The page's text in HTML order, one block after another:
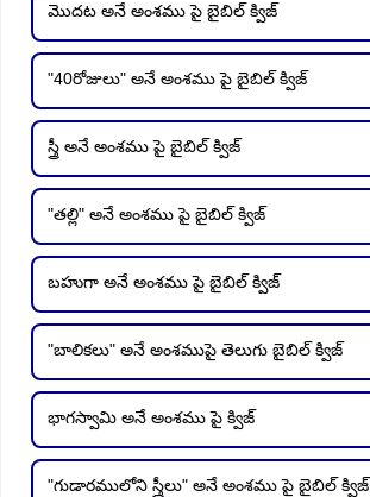
మొదట అనే అంశము పై బైబిల్ క్విజ్
"40రోజులు" అనే అంశము పై బైబిల్ క్విజ్
స్త్రీ అనే అంశము పై బైబిల్ క్విజ్
"తల్లి" అనే అంశము పై బైబిల్ క్విజ్
బహుగా అనే అంశము పై బైబిల్ క్విజ్
"బాలికలు" అనే అంశముపై తెలుగు బైబిల్ క్విజ్
భాగస్వామి అనే అంశము పై క్విజ్
"గుడారములోని స్త్రీలు" అనే అంశము పై బైబిల్ క్విజ్